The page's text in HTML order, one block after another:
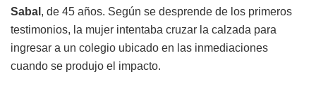
Sabal , de 45 años. Según se desprende de los primeros
testimonios, la mujer intentaba cruzar la calzada para
ingresar a un colegio ubicado en las inmediaciones
cuando se produjo el impacto.